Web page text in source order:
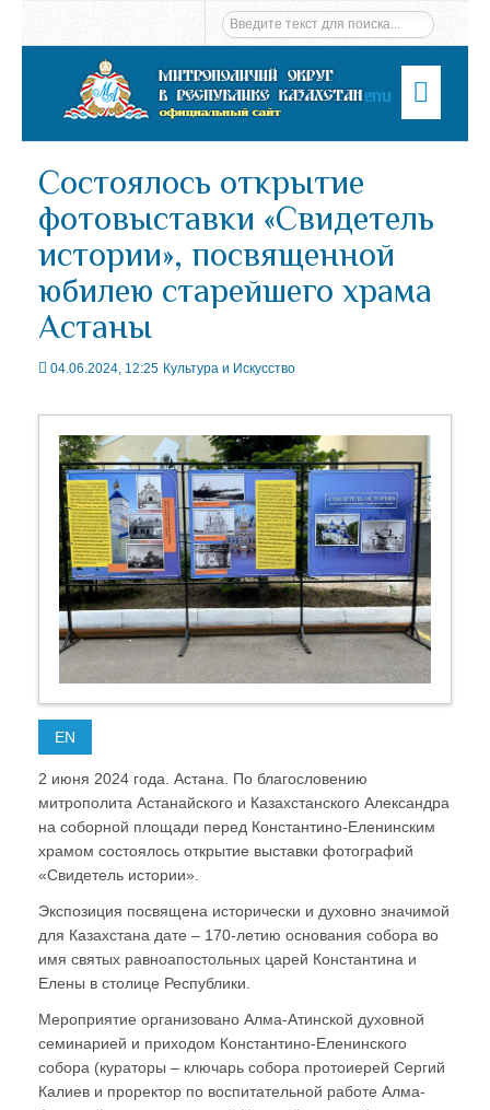
Menu
Состоялось открытие
фотовыставки «Свидетель
истории», посвященной
юбилею старейшего храма
Астаны
04.06.2024, 12:25 Культура и Искусство
EN
2 июня 2024 года. Астана. По благословению
митрополита Астанайского и Казахстанского Александра
на соборной площади перед Константино-Еленинским
храмом состоялось открытие выставки фотографий
«Свидетель истории».
Экспозиция посвящена исторически и духовно значимой
для Казахстана дате – 170-летию основания собора во
имя святых равноапостольных царей Константина и
Елены в столице Республики.
Мероприятие организовано Алма-Атинской духовной
семинарией и приходом Константино-Еленинского
собора (кураторы – ключарь собора протоиерей Сергий
Калиев и проректор по воспитательной работе Алма-